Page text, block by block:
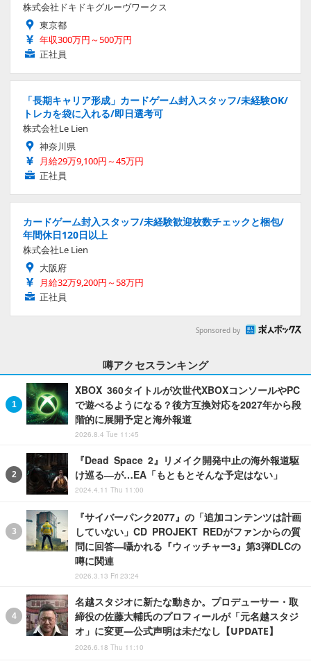
株式会社ドキドキグルーヴワークス
東京都
年収300万円～500万円
正社員
「長期キャリア形成」カードゲーム封入スタッフ/未経験OK/
トレカを袋に入れる/即日選考可
株式会社Le Lien
神奈川県
月給29万9,100円～45万円
正社員
カードゲーム封入スタッフ/未経験歓迎枚数チェックと梱包/
年間休日120日以上
株式会社Le Lien
大阪府
月給32万9,200円～58万円
正社員
Sponsored by
噂アクセスランキング
XBOX 360タイトルが次世代XBOXコンソールやPC
で遊べるようになる？後方互換対応を2027年から段
階的に展開予定と海外報道
2026.8.4 Tue 11:45
『Dead Space 2』リメイク開発中止の海外報道駆
け巡る―が…EA「もともとそんな予定はない」
2024.4.11 Thu 11:00
『サイバーパンク2077』の「追加コンテンツは計画
していない」CD PROJEKT REDがファンからの質
問に回答―囁かれる『ウィッチャー3』第3弾DLCの
噂に関連
2026.3.13 Fri 23:24
名越スタジオに新たな動きか。プロデューサー・取
締役の佐藤大輔氏のプロフィールが「元名越スタジ
オ」に変更―公式声明は未だなし【UPDATE】
2026.6.18 Thu 11:10